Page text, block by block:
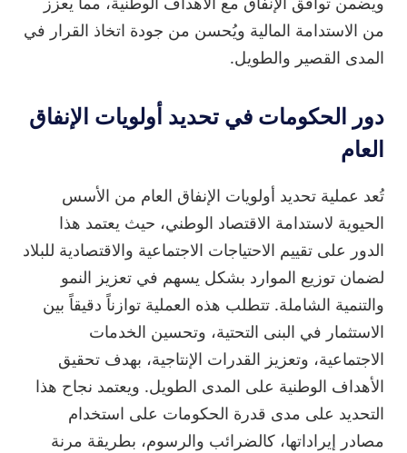
من الاستدامة المالية ويُحسن من جودة اتخاذ القرار في
المدى القصير والطويل.
دور الحكومات في تحديد أولويات الإنفاق
العام
تُعد عملية تحديد أولويات الإنفاق العام من الأسس
الحيوية لاستدامة الاقتصاد الوطني، حيث يعتمد هذا
الدور على تقييم الاحتياجات الاجتماعية والاقتصادية للبلاد
لضمان توزيع الموارد بشكل يسهم في تعزيز النمو
والتنمية الشاملة. تتطلب هذه العملية توازناً دقيقاً بين
الاستثمار في البنى التحتية، وتحسين الخدمات
الاجتماعية، وتعزيز القدرات الإنتاجية، بهدف تحقيق
الأهداف الوطنية على المدى الطويل. ويعتمد نجاح هذا
التحديد على مدى قدرة الحكومات على استخدام
مصادر إيراداتها، كالضرائب والرسوم، بطريقة مرنة